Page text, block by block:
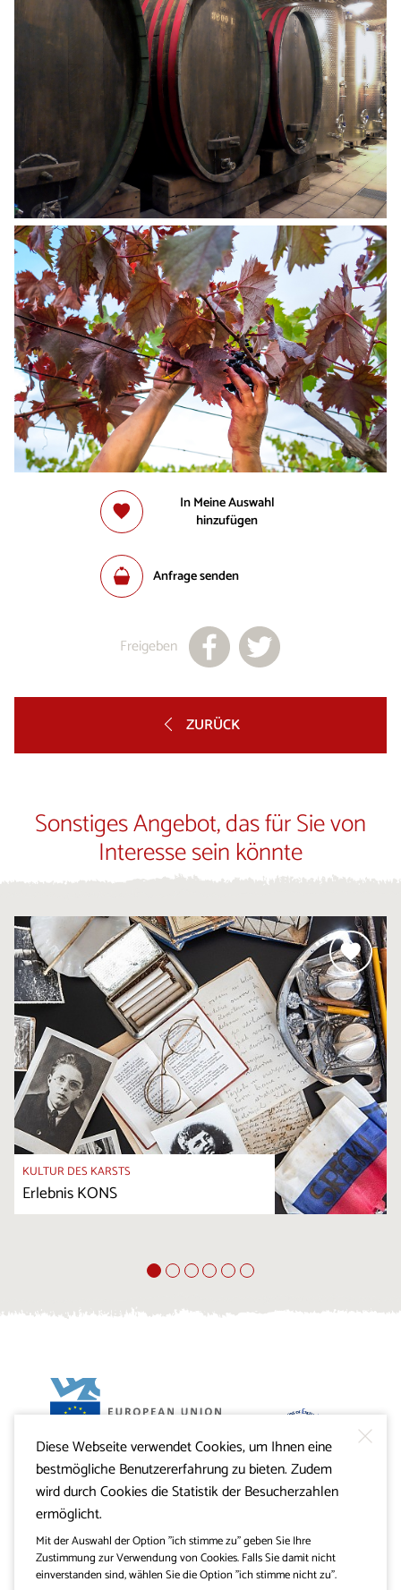
In Meine Auswahl
hinzufügen
Anfrage senden
Freigeben
ZURÜCK
Sonstiges Angebot, das für Sie von
Interesse sein könnte
KULTUR DES KARSTS
Erlebnis KONS
Projekt Visitkras. Die Investition wird von der Republik
Slowenien und von der Europäischen Union aus dem
Europäischen Fonds für regionale Entwicklung
mitfinanziert.
Diese Webseite verwendet Cookies, um Ihnen eine
bestmögliche Benutzererfahrung zu bieten. Zudem
wird durch Cookies die Statistik der Besucherzahlen
ermöglicht.
Mit der Auswahl der Option "ich stimme zu" geben Sie Ihre
Zustimmung zur Verwendung von Cookies. Falls Sie damit nicht
einverstanden sind, wählen Sie die Option "ich stimme nicht zu".